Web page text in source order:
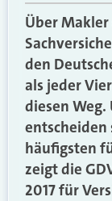
Über Makler
den
als jeder
diesen
entscheiden
häufigsten
zeigt die
2017 für